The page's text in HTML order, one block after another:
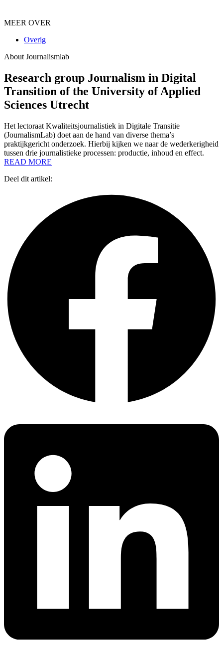
MEER OVER
Overig
About Journalismlab
Research group Journalism in Digital
Transition of the University of Applied
Sciences Utrecht
Het lectoraat Kwaliteitsjournalistiek in Digitale Transitie
(JournalismLab) doet aan de hand van diverse thema’s
praktijkgericht onderzoek. Hierbij kijken we naar de wederkerigheid
tussen drie journalistieke processen: productie, inhoud en effect.
READ MORE
Deel dit artikel: